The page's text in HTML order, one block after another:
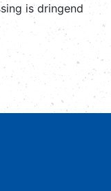
is dringend